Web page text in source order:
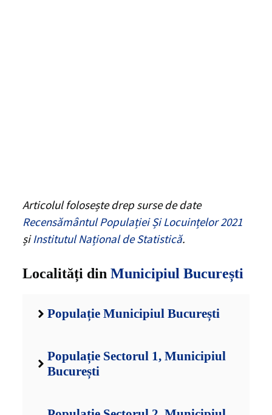
Articolul folosește drep surse de date
Recensământul Populației Și Locuințelor 2021
șiInstitutul Național de Statistică.
Localități din Municipiul București
Populație Municipiul București
Populație Sectorul 1, Municipiul
București